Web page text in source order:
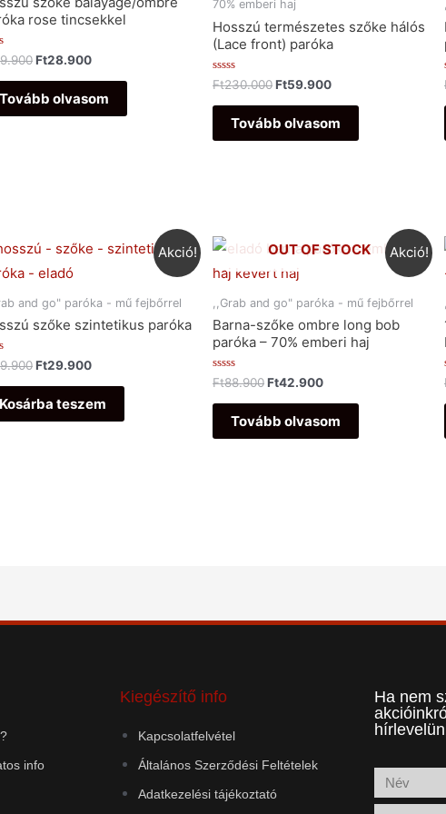
rose tincsekkel
Ft28.900
Tovább olvasom
70% emberi haj
Hosszú természetes szőke hálós
(Lace front) paróka
Értékelés:
0
/
Ft230.000Ft59.900
Tovább olvasom
0
Akció!
and go" paróka - mű fejbőrrel
szőke szintetikus paróka
Ft29.900
Kosárba teszem
Akció!
OUT OF STOCK
,,Grab and go" paróka - mű fejbőrrel
Barna-szőke ombre long bob
paróka – 70% emberi haj
Értékelés:
0
/
Ft88.900Ft42.900
Tovább olvasom
0
info
Kiegészítő info
Kapcsolatfelvétel
Általános Szerződési Feltételek
Adatkezelési tájékoztató
Ha nem